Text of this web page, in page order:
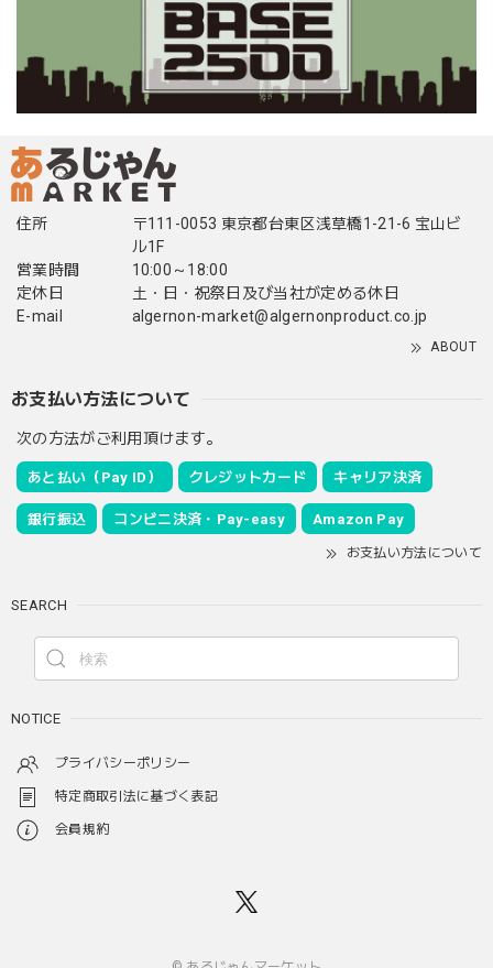
住所
〒111-0053 東京都台東区浅草橋1-21-6 宝山ビ
ル1F
営業時間
10:00～18:00
定休日
土・日・祝祭日及び当社が定める休日
E-mail
algernon-market@algernonproduct.co.jp
ABOUT
お支払い方法について
次の方法がご利用頂けます。
あと払い（Pay ID） クレジットカード キャリア決済
銀行振込 コンビニ決済・Pay-easy Amazon Pay
お支払い方法について
SEARCH
NOTICE
プライバシーポリシー
特定商取引法に基づく表記
会員規約